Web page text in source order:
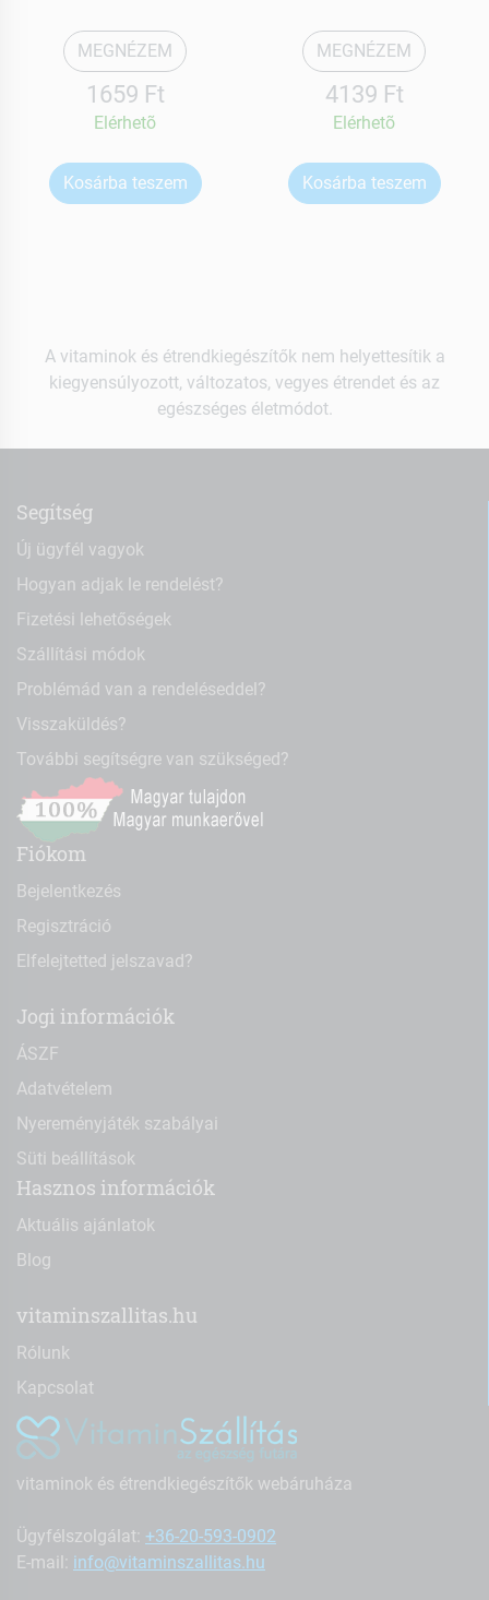
MEGNÉZEM
1659 Ft
Elérhetõ
Kosárba teszem
MEGNÉZEM
4139 Ft
Elérhetõ
Kosárba teszem
A vitaminok és étrendkiegészítők nem helyettesítik a
kiegyensúlyozott, változatos, vegyes étrendet és az
egészséges életmódot.
Segítség
Új ügyfél vagyok
Hogyan adjak le rendelést?
Fizetési lehetőségek
Szállítási módok
Problémád van a rendeléseddel?
Visszaküldés?
További segítségre van szükséged?
Fiókom
Bejelentkezés
Regisztráció
Elfelejtetted jelszavad?
Jogi információk
ÁSZF
Adatvételem
Nyereményjáték szabályai
Süti beállítások
Hasznos információk
Aktuális ajánlatok
Blog
vitaminszallitas.hu
Rólunk
Kapcsolat
vitaminok és étrendkiegészítők webáruháza
Ügyfélszolgálat: +36-20-593-0902
E-mail: info@vitaminszallitas.hu